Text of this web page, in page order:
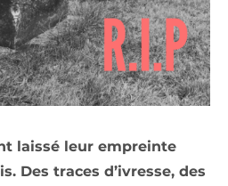
laissé leur empreinte
Des traces d’ivresse, des